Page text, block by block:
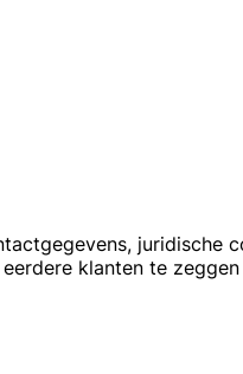
juridische
klanten te